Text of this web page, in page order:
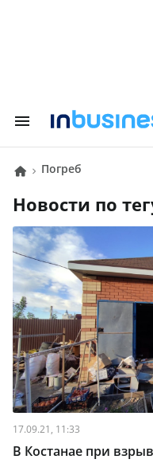
погреб
Новости по
17.09.21, 11:33
В Костанае при